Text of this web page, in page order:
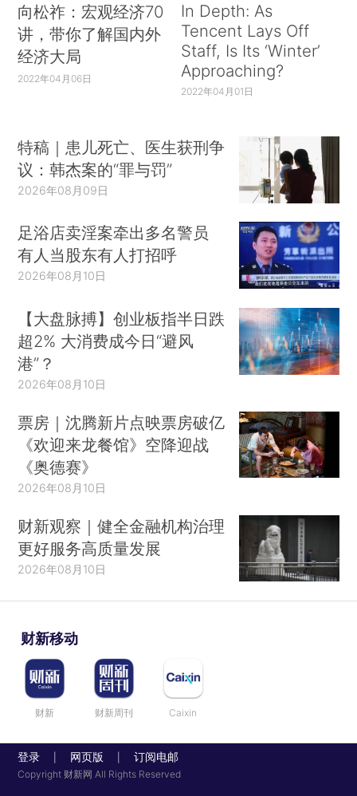
向松祚：宏观经济70
讲，带你了解国内外
经济大局
2022年04月06日
In Depth: As
Tencent Lays Off
Staff, Is Its ‘Winter’
Approaching?
2022年04月01日
特稿｜患儿死亡、医生获刑争
议：韩杰案的“罪与罚”
2026年08月09日
足浴店卖淫案牵出多名警员
有人当股东有人打招呼
2026年08月10日
【大盘脉搏】创业板指半日跌
超2% 大消费成今日“避风
港”？
2026年08月10日
票房｜沈腾新片点映票房破亿
《欢迎来龙餐馆》空降迎战
《奥德赛》
2026年08月10日
财新观察｜健全金融机构治理
更好服务高质量发展
2026年08月10日
财新移动
财新 财新周刊 Caixin
登录 网页版 订阅电邮
Copyright 财新网 All Rights Reserved